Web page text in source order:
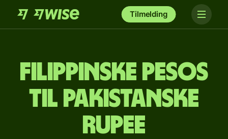
Tilmelding
Filippinske pesos
til pakistanske
rupee